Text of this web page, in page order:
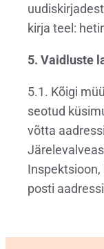
kirja teel:
5. Vaidluste
5.1. Kõigi
seotud
võtta
Inspektsioon,
posti